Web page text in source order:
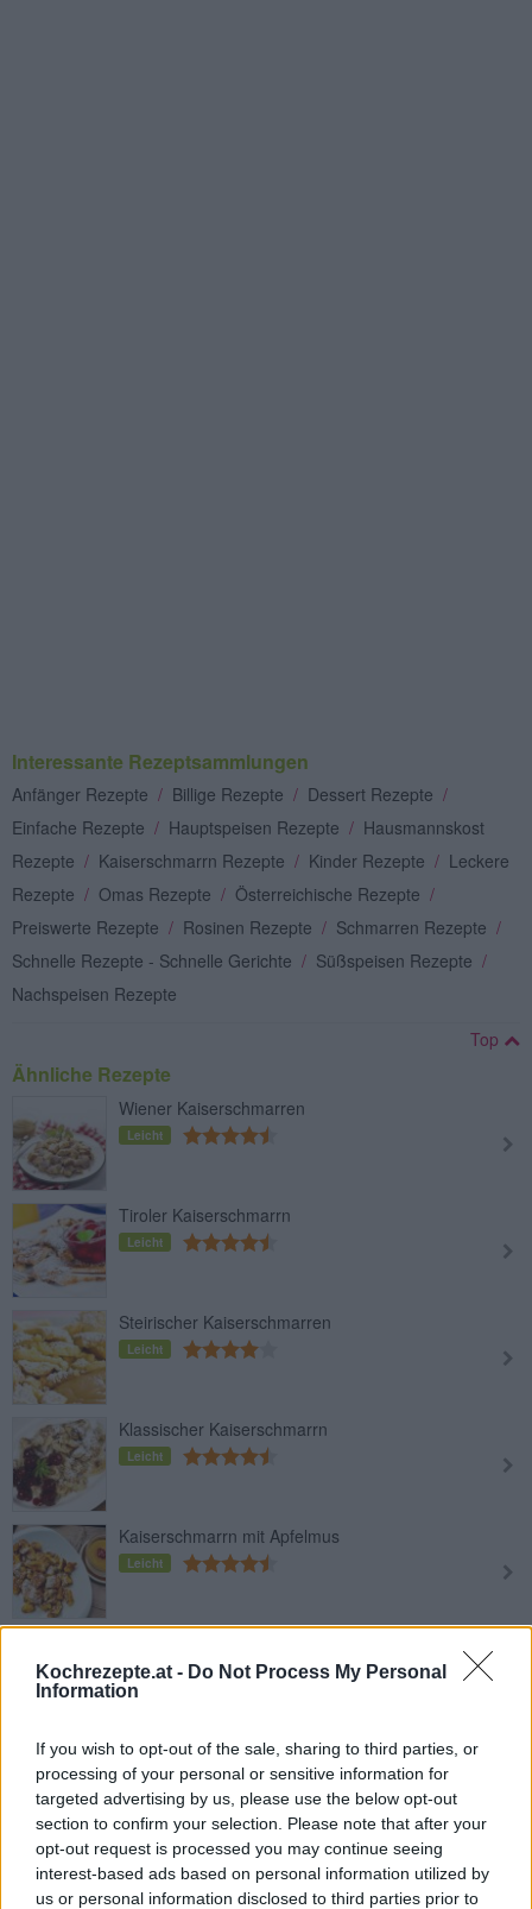
Kochrezepte.at - Do Not Process My Personal
Information
If you wish to opt-out of the sale, sharing to third parties, or
processing of your personal or sensitive information for
targeted advertising by us, please use the below opt-out
section to confirm your selection. Please note that after your
opt-out request is processed you may continue seeing
interest-based ads based on personal information utilized by
us or personal information disclosed to third parties prior to
Interessante Rezeptsammlungen
Anfänger Rezepte / Billige Rezepte / Dessert Rezepte /
Einfache Rezepte / Hauptspeisen Rezepte / Hausmannskost
Rezepte / Kaiserschmarrn Rezepte / Kinder Rezepte / Leckere
Rezepte / Omas Rezepte / Österreichische Rezepte /
Preiswerte Rezepte / Rosinen Rezepte / Schmarren Rezepte /
Schnelle Rezepte - Schnelle Gerichte / Süßspeisen Rezepte /
Nachspeisen Rezepte
Top
Ähnliche Rezepte
Wiener Kaiserschmarren
Leicht
Tiroler Kaiserschmarrn
Leicht
Steirischer Kaiserschmarren
Leicht
Klassischer Kaiserschmarrn
Leicht
Kaiserschmarrn mit Apfelmus
Leicht
Leicht
Kaiserschmarren
Leicht
Wiener Kaiserschmarrn
Leicht